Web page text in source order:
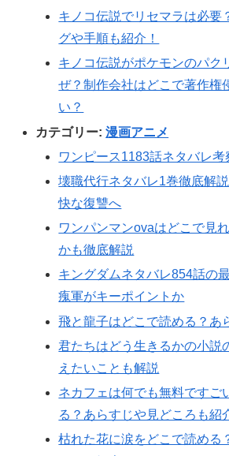
キノコ伝説でリセマラは必要
グや手順も紹介！
キノコ伝説がポケモンのパク
ぜ？制作会社はどこで著作権
い？
カテゴリー:漫画アニメ
ワンピース1183話ネタバレ考
壊職代行ネタバレ1巻徹底解
快な復讐へ
ワンパンマンovaはどこで見
かも徹底解説
キングダムネタバレ854話の
瘣軍がキーポイントか
飛と龍子はどこで読める？あ
君たちはどう生きるかの小説
えたいことも解説
ネカフェは何でも無料ですご
る？あらすじや見どころも紹
枯れた花に涙をどこで読める